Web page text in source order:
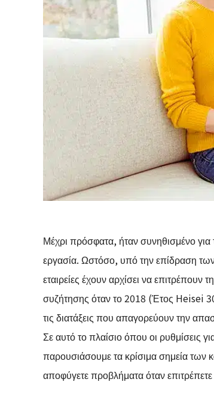
Μέχρι πρόσφατα, ήταν συνηθισμένο για
εργασία. Ωστόσο, υπό την επίδραση
εταιρείες έχουν αρχίσει να
συζήτησης όταν το 2018 (Έτος Heisei
τις διατάξεις που απαγορεύουν την
Σε αυτό το πλαίσιο όπου οι ρυθμίσεις
παρουσιάσουμε τα κρίσιμα σημεία
αποφύγετε προβλήματα όταν